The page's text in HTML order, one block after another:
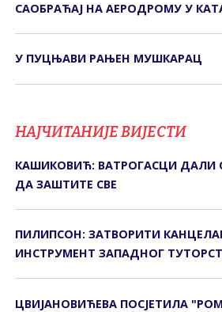
САОБРАЋАЈ НА АЕРОДРОМУ У
У ПУЦЊАВИ РАЊЕН МУШКАРАЦ
НАЈЧИТАНИЈЕ ВИЈЕСТИ
КАШИКОВИЋ: ВАТРОГАСЦИ ДАЛИ
ДА ЗАШТИТЕ СВЕ
ПИЛИПСОН: ЗАТВОРИТИ
ИНСТРУМЕНТ ЗАПАДНОГ
ЦВИЈАНОВИЋЕВА ПОСЈЕТИЛА